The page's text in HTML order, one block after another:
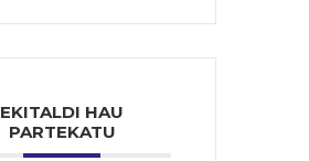
EKITALDI HAU
PARTEKATU